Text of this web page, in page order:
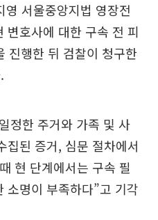
서울중앙지법 영장전
변호사에 대한 구속 전 피
진행한 뒤 검찰이 청구한
정한 주거와 가족 및 사
집된 증거, 심문 절차에서
현 단계에서는 구속 필
소명이 부족하다”고 기각